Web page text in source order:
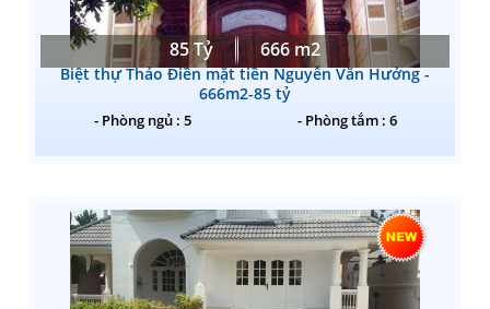
85 Tỷ 666 m2
Biệt thự Thảo Điền mặt tiền Nguyễn Văn Hưởng -
666m2-85 tỷ
- Phòng ngủ : 5 - Phòng tắm : 6